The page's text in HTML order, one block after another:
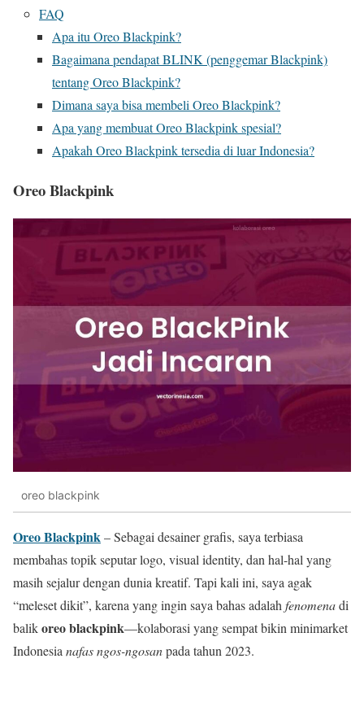
FAQ
Apa itu Oreo Blackpink?
Bagaimana pendapat BLINK (penggemar Blackpink)
tentang Oreo Blackpink?
Dimana saya bisa membeli Oreo Blackpink?
Apa yang membuat Oreo Blackpink spesial?
Apakah Oreo Blackpink tersedia di luar Indonesia?
Oreo Blackpink
oreo blackpink
Oreo Blackpink– Sebagai desainer grafis, saya terbiasa
membahas topik seputar logo, visual identity, dan hal-hal yang
masih sejalur dengan dunia kreatif. Tapi kali ini, saya agak
“meleset dikit”, karena yang ingin saya bahas adalah fenomenadi
balikoreo blackpink—kolaborasi yang sempat bikin minimarket
Indonesia nafas ngos-ngosanpada tahun 2023.